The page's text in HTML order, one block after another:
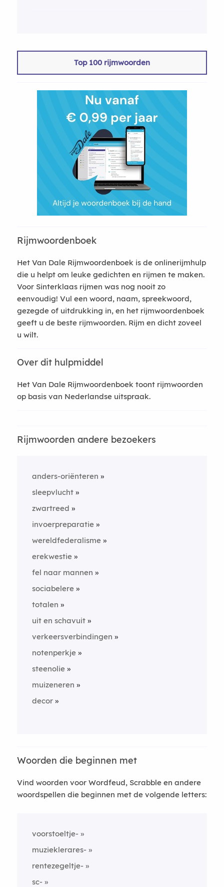
Top 100 rijmwoorden
Rijmwoordenboek
Het Van Dale Rijmwoordenboek is de onlinerijmhulp
die u helpt om leuke gedichten en rijmen te maken.
Voor Sinterklaas rijmen was nog nooit zo
eenvoudig! Vul een woord, naam, spreekwoord,
gezegde of uitdrukking in, en het rijmwoordenboek
geeft u de beste rijmwoorden. Rijm en dicht zoveel
u wilt.
Over dit hulpmiddel
Het Van Dale Rijmwoordenboek toont rijmwoorden
op basis van Nederlandse uitspraak.
Rijmwoorden andere bezoekers
anders-oriënteren
sleepvlucht
zwartreed
invoerpreparatie
wereldfederalisme
erekwestie
fel naar mannen
sociabelere
totalen
uit en schavuit
verkeersverbindingen
notenperkje
steenolie
muizeneren
decor
Woorden die beginnen met
Vind woorden voor Wordfeud, Scrabble en andere
woordspellen die beginnen met de volgende letters:
voorstoeltje-
muzieklerares-
rentezegeltje-
sc-